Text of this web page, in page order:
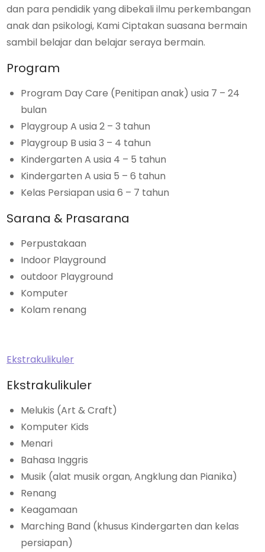
dan para pendidik yang dibekali ilmu perkembangan
anak dan psikologi, Kami Ciptakan suasana bermain
sambil belajar dan belajar seraya bermain.
Program
Program Day Care (Penitipan anak) usia 7 – 24
bulan
Playgroup A usia 2 – 3 tahun
Playgroup B usia 3 – 4 tahun
Kindergarten A usia 4 – 5 tahun
Kindergarten A usia 5 – 6 tahun
Kelas Persiapan usia 6 – 7 tahun
Sarana & Prasarana
Perpustakaan
Indoor Playground
outdoor Playground
Komputer
Kolam renang
Ekstrakulikuler
Ekstrakulikuler
Melukis (Art & Craft)
Komputer Kids
Menari
Bahasa Inggris
Musik (alat musik organ, Angklung dan Pianika)
Renang
Keagamaan
Marching Band (khusus Kindergarten dan kelas
persiapan)